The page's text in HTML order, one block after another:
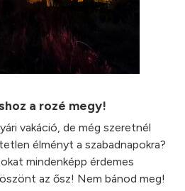
a rozé megy!
vakáció, de még szeretnél
élményt a szabadnapokra?
mindenképp érdemes
az ősz! Nem bánod meg!